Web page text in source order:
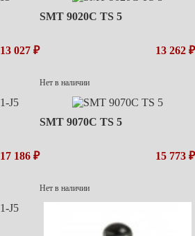
13 027 ₽
SMT 9020C TS 5
13 262 ₽
Нет в наличии
17 186 ₽
SMT 9070C TS 5
15 773 ₽
Нет в наличии